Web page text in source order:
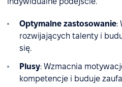
Optymalne zastosowanie:
rozwijających talenty i
się.
Plusy: Wzmacnia
kompetencje i buduje